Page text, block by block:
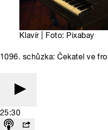
Klavír | Foto: Pixabay
1096. schůzka: Čekatel ve
25:30